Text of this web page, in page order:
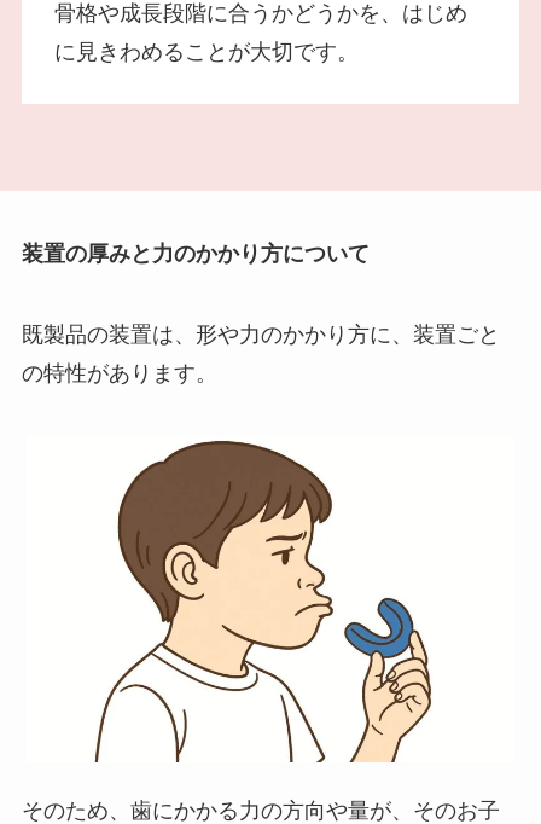
骨格や成長段階に合うかどうかを、はじめ
に見きわめることが大切です。
装置の厚みと力のかかり方について
既製品の装置は、形や力のかかり方に、装置ごと
の特性があります。
そのため、歯にかかる力の方向や量が、そのお子